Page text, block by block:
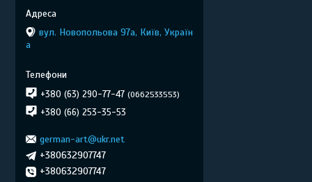
вул. Новопольова 97а, Київ, Україн
а
+380 (63) 290-77-47 0662533553
+380 (66) 253-35-53
german-art@ukr.net
+380632907747
+380632907747